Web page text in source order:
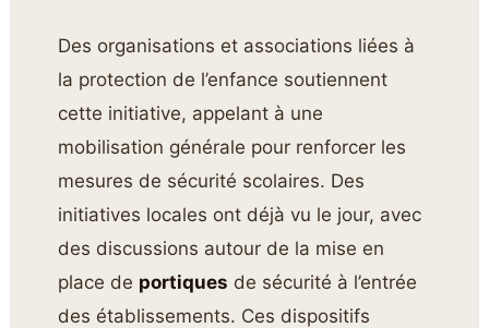
Des organisations et associations liées à
la protection de l’enfance soutiennent
cette initiative, appelant à une
mobilisation générale pour renforcer les
mesures de sécurité scolaires. Des
initiatives locales ont déjà vu le jour, avec
des discussions autour de la mise en
place de portiques de sécurité à l’entrée
des établissements. Ces dispositifs